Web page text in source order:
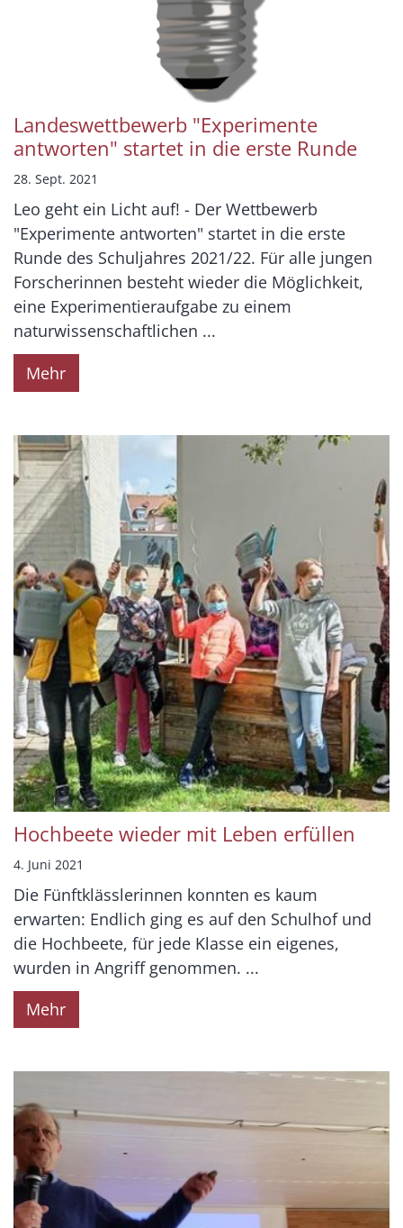
Landeswettbewerb "Experimente
antworten" startet in die erste Runde
28. Sept. 2021
Leo geht ein Licht auf! - Der Wettbewerb
"Experimente antworten" startet in die erste
Runde des Schuljahres 2021/22. Für alle jungen
Forscherinnen besteht wieder die Möglichkeit,
eine Experimentieraufgabe zu einem
naturwissenschaftlichen ...
Mehr
Hochbeete wieder mit Leben erfüllen
4. Juni 2021
Die Fünftklässlerinnen konnten es kaum
erwarten: Endlich ging es auf den Schulhof und
die Hochbeete, für jede Klasse ein eigenes,
wurden in Angriff genommen. ...
Mehr